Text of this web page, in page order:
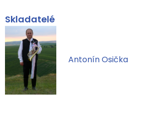
Skladatelé
Antonín Osička